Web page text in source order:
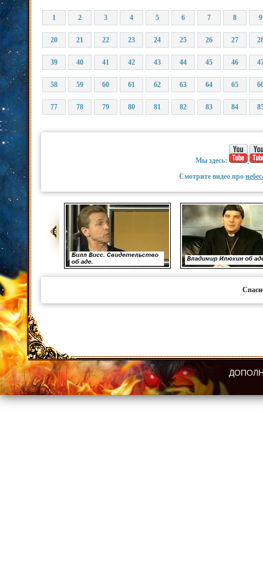
1 2 3 4 5 6 7 8 9
20 21 22 23 24 25 26 27
39 40 41 42 43 44 45 46
58 59 60 61 62 63 64 65
77 78 79 80 81 82 83 84
Мы здесь:
Смотрите видео про